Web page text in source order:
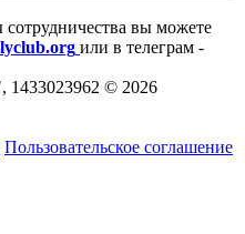
вы можете
или в телеграм -
© 2026
Пользовательское соглашение